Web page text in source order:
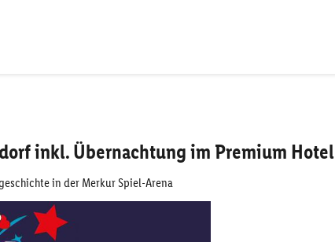
inkl. Übernachtung im Premium Hotel
in der Merkur Spiel-Arena